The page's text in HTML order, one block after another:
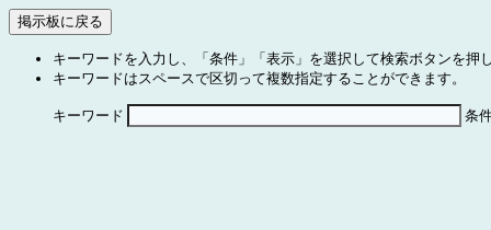
キーワードを入力し、「条件」「表示」を選択して検索ボタンを押
キーワードはスペースで区切って複数指定することができます。
キーワード 条